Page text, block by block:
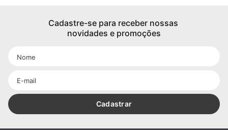
Cadastre-se para receber nossas
novidades e promoções
Cadastrar